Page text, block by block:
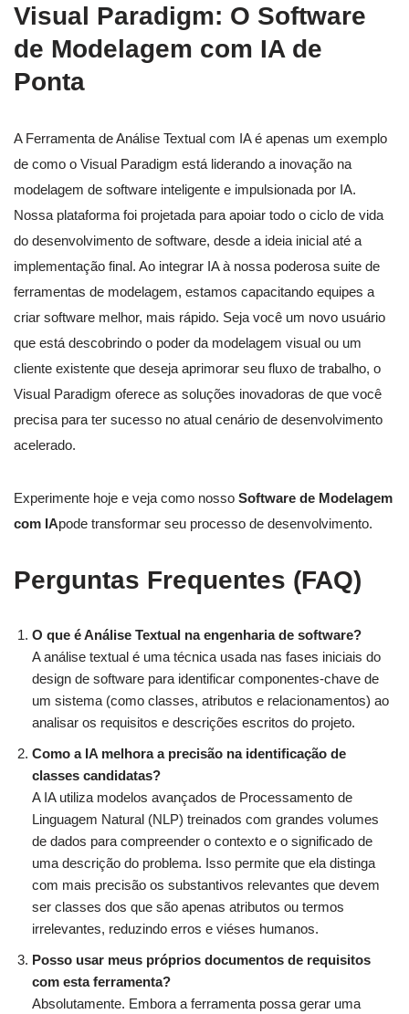
Visual Paradigm: O Software
de Modelagem com IA de
Ponta
A Ferramenta de Análise Textual com IA é apenas um exemplo
de como o Visual Paradigm está liderando a inovação na
modelagem de software inteligente e impulsionada por IA.
Nossa plataforma foi projetada para apoiar todo o ciclo de vida
do desenvolvimento de software, desde a ideia inicial até a
implementação final. Ao integrar IA à nossa poderosa suite de
ferramentas de modelagem, estamos capacitando equipes a
criar software melhor, mais rápido. Seja você um novo usuário
que está descobrindo o poder da modelagem visual ou um
cliente existente que deseja aprimorar seu fluxo de trabalho, o
Visual Paradigm oferece as soluções inovadoras de que você
precisa para ter sucesso no atual cenário de desenvolvimento
acelerado.
Experimente hoje e veja como nosso Software de Modelagem
com IApode transformar seu processo de desenvolvimento.
Perguntas Frequentes (FAQ)
O que é Análise Textual na engenharia de software?
A análise textual é uma técnica usada nas fases iniciais do
design de software para identificar componentes-chave de
um sistema (como classes, atributos e relacionamentos) ao
analisar os requisitos e descrições escritos do projeto.
Como a IA melhora a precisão na identificação de
classes candidatas?
A IA utiliza modelos avançados de Processamento de
Linguagem Natural (NLP) treinados com grandes volumes
de dados para compreender o contexto e o significado de
uma descrição do problema. Isso permite que ela distinga
com mais precisão os substantivos relevantes que devem
ser classes dos que são apenas atributos ou termos
irrelevantes, reduzindo erros e viéses humanos.
Posso usar meus próprios documentos de requisitos
com esta ferramenta?
Absolutamente. Embora a ferramenta possa gerar uma